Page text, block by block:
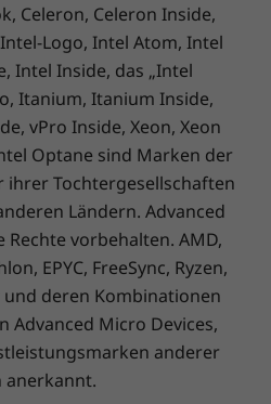
um die Uhr
Sicherheit auf
Gen 4 Notebook – vom
mit integriertem
bis hin zur
die mit der IR-
ThinkShield, unsere
Sicherheitslösungen,
bei, dass Ihr System
ist. Komponenten wie
Trusted Platform
Celeron, Celeron Inside,
Logo, Intel Atom, Intel
Intel Inside, das „Intel
Itanium, Itanium Inside,
vPro Inside, Xeon, Xeon
Optane sind Marken der
Tochtergesellschaften
Ländern. Advanced
Rechte vorbehalten. AMD,
EPYC, FreeSync, Ryzen,
deren Kombinationen
Advanced Micro Devices,
anderer
anerkannt.